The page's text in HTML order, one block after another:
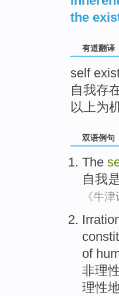
the
有道翻译
self
自我存
以上为
双语例句
The
自我是
《牛津
of
非理
理性